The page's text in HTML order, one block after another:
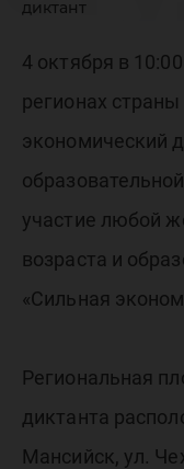
диктант
4 октября в
регионах
экономический
участие любой
возраста и
«Сильная
Региональная
диктанта
Мансийск, ул.